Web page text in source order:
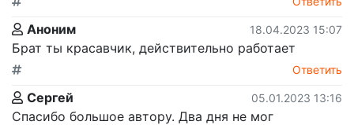
Аноним 18.04.2023 15:07
Брат ты красавчик, действительно работает
Ответить
Сергей 05.01.2023 13:16
Спасибо большое автору. Два дня не мог